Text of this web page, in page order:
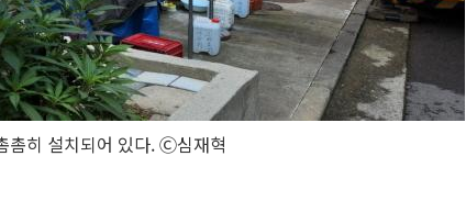
촘히 설치되어 있다. Ⓒ심재혁